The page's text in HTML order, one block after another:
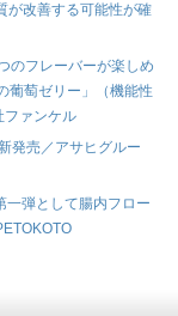
が改善する可能性が確
のフレーバーが楽しめ
葡萄ゼリー」（機能性
ファンケル
発売／アサヒグルー
一弾として腸内フロー